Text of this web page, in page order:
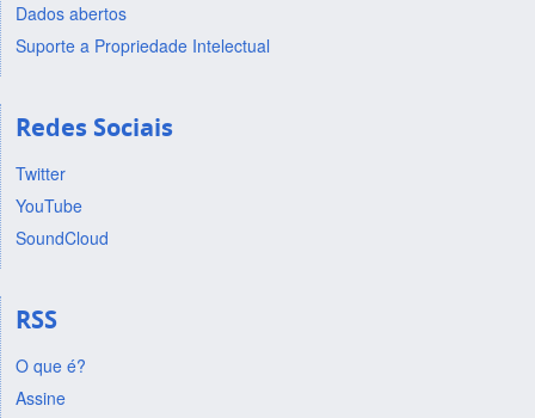
Dados abertos
Suporte a Propriedade Intelectual
Redes Sociais
Twitter
YouTube
SoundCloud
RSS
O que é?
Assine